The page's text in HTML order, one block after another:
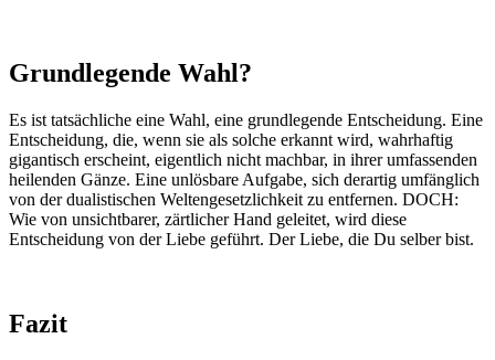
Grundlegende Wahl?
Es ist tatsächliche eine Wahl, eine grundlegende Entscheidung. Eine
Entscheidung, die, wenn sie als solche erkannt wird, wahrhaftig
gigantisch erscheint, eigentlich nicht machbar, in ihrer umfassenden
heilenden Gänze. Eine unlösbare Aufgabe, sich derartig umfänglich
von der dualistischen Weltengesetzlichkeit zu entfernen. DOCH:
Wie von unsichtbarer, zärtlicher Hand geleitet, wird diese
Entscheidung von der Liebe geführt. Der Liebe, die Du selber bist.
Fazit